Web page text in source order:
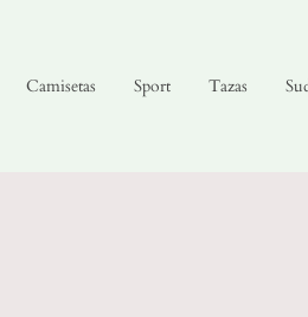
Camisetas Sport Tazas